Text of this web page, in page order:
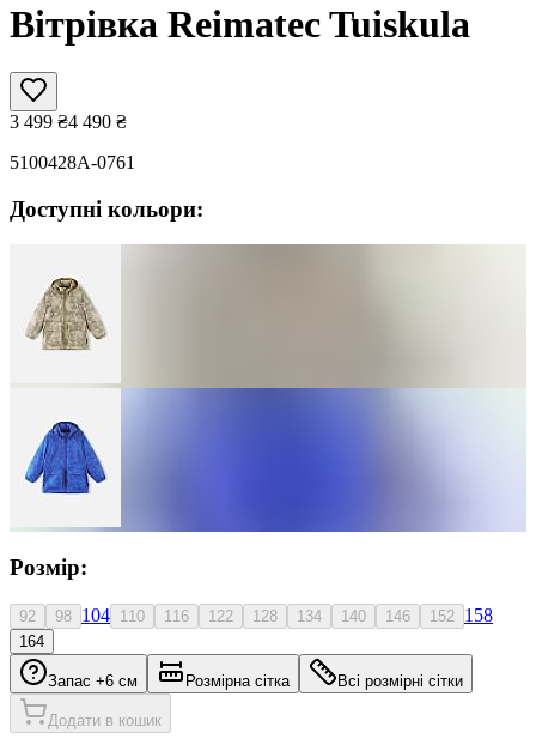
Вітрівка Reimatec Tuiskula
3 499 ₴4 490 ₴
5100428A-0761
Доступні кольори:
Розмір:
92 98 104 110 116 122 128 134 140 146 152 158
164
Запас +6 см Розмірна сітка Всі розмірні сітки
Додати в кошик